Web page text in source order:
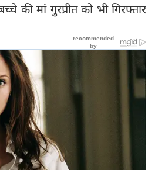
की मां गुरप्रीत को भी गिरफ्तार